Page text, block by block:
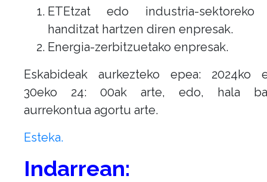
ETEtzat edo industria-sektoreko
handitzat hartzen diren enpresak.
Energia-zerbitzuetako enpresak.
Eskabideak aurkezteko epea: 2024ko
30eko 24: 00ak arte, edo, hala
aurrekontua agortu arte.
Esteka.
Indarrean: